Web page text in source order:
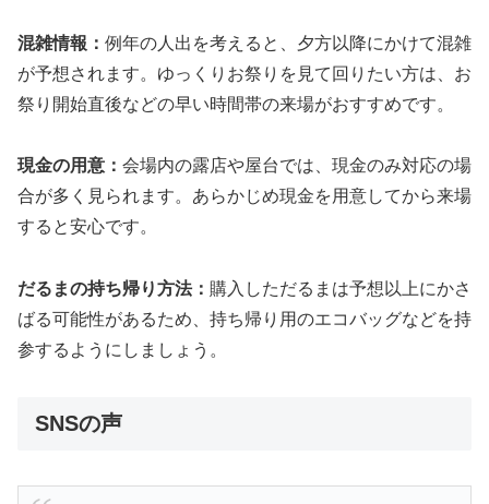
混雑情報： 例年の人出を考えると、夕方以降にかけて混雑
が予想されます。ゆっくりお祭りを見て回りたい方は、お
祭り開始直後などの早い時間帯の来場がおすすめです。
現金の用意： 会場内の露店や屋台では、現金のみ対応の場
合が多く見られます。あらかじめ現金を用意してから来場
すると安心です。
だるまの持ち帰り方法： 購入しただるまは予想以上にかさ
ばる可能性があるため、持ち帰り用のエコバッグなどを持
参するようにしましょう。
SNSの声